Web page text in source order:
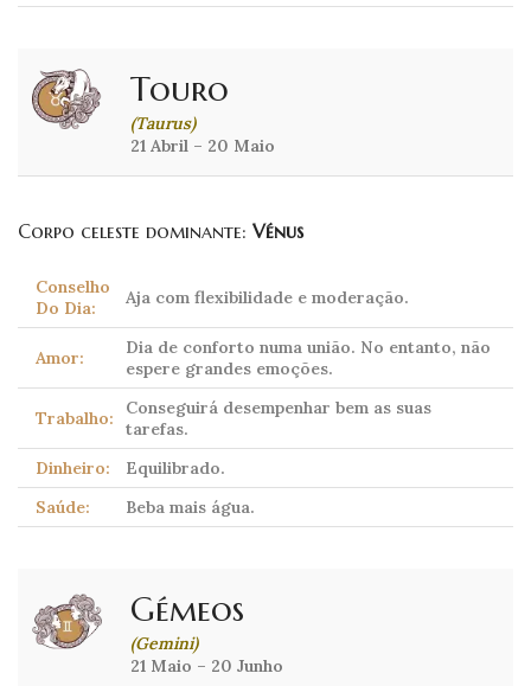
Touro
(Taurus)
21 Abril – 20 Maio
Corpo celeste dominante: Vénus
Conselho
Do Dia:
Aja com flexibilidade e moderação.
Amor:
Dia de conforto numa união. No entanto, não
espere grandes emoções.
Trabalho:
Conseguirá desempenhar bem as suas
tarefas.
Dinheiro:
Equilibrado.
Saúde:
Beba mais água.
Gémeos
(Gemini)
21 Maio – 20 Junho